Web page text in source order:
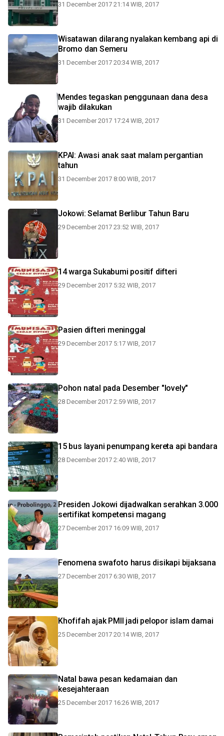
31 December 2017 21:14 WIB, 2017
Wisatawan dilarang nyalakan kembang api di
Bromo dan Semeru
31 December 2017 20:34 WIB, 2017
Mendes tegaskan penggunaan dana desa
wajib dilakukan
31 December 2017 17:24 WIB, 2017
KPAI: Awasi anak saat malam pergantian
tahun
31 December 2017 8:00 WIB, 2017
Jokowi: Selamat Berlibur Tahun Baru
29 December 2017 23:52 WIB, 2017
14 warga Sukabumi positif difteri
29 December 2017 5:32 WIB, 2017
Pasien difteri meninggal
29 December 2017 5:17 WIB, 2017
Pohon natal pada Desember "lovely"
28 December 2017 2:59 WIB, 2017
15 bus layani penumpang kereta api bandara
28 December 2017 2:40 WIB, 2017
Presiden Jokowi dijadwalkan serahkan 3.000
sertifikat kompetensi magang
27 December 2017 16:09 WIB, 2017
Fenomena swafoto harus disikapi bijaksana
27 December 2017 6:30 WIB, 2017
Khofifah ajak PMII jadi pelopor islam damai
25 December 2017 20:14 WIB, 2017
Natal bawa pesan kedamaian dan
kesejahteraan
25 December 2017 16:26 WIB, 2017